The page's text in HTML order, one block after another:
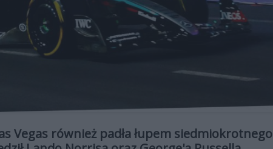
Vegas również padła łupem siedmiokrotnego